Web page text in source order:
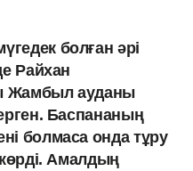
болған әрі
Райхан
Жамбыл ауданы
Баспананың
болмаса онда тұру
көрді. Амалдың